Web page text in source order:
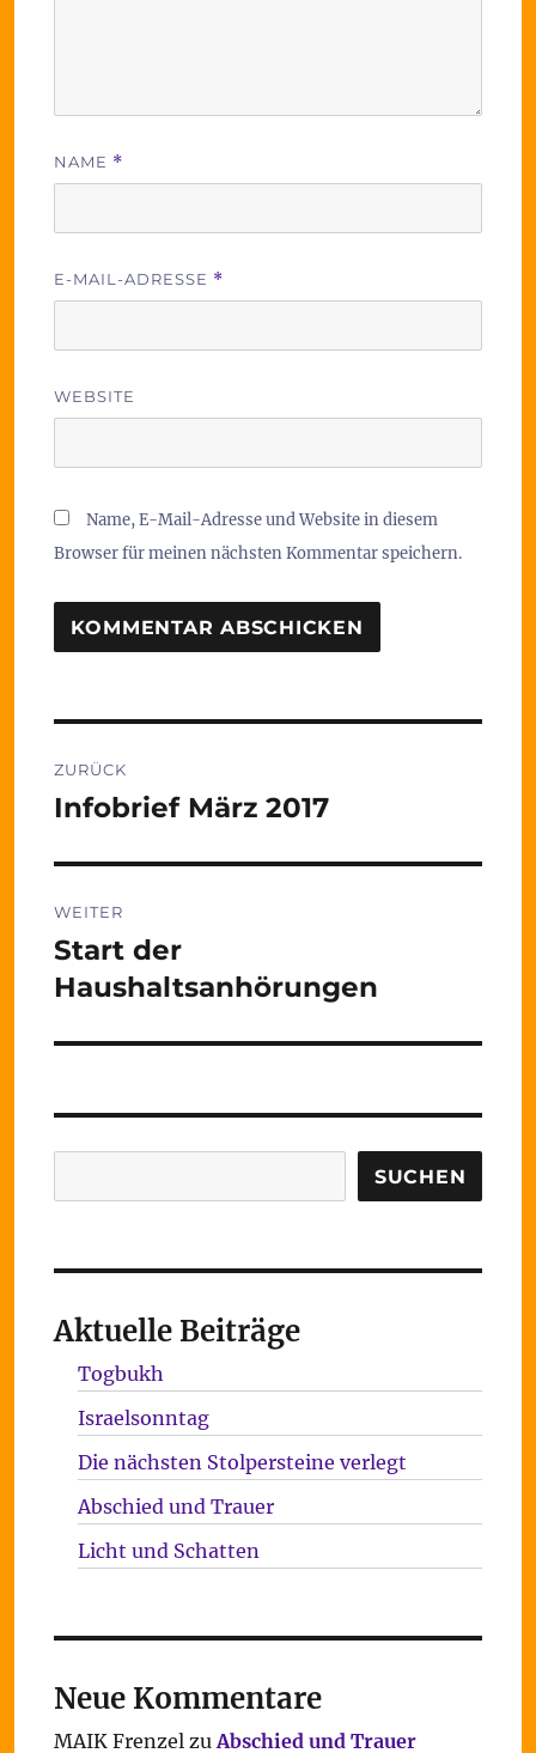
NAME *
E-MAIL-ADRESSE *
WEBSITE
Name, E-Mail-Adresse und Website in diesem
Browser für meinen nächsten Kommentar speichern.
ZURÜCK
Vorheriger
Infobrief März 2017
WEITER
Nächster
Beitrag:
Start der
Haushaltsanhörungen
SUCHEN
Aktuelle Beiträge
Togbukh
Israelsonntag
Die nächsten Stolpersteine verlegt
Abschied und Trauer
Licht und Schatten
Neue Kommentare
MAIK FrenzelzuAbschied und Trauer